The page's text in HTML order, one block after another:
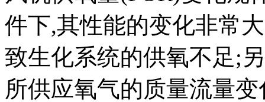
件下,其性能的变化非常
致生化系统的供氧不足;
所供应氧气的质量流量